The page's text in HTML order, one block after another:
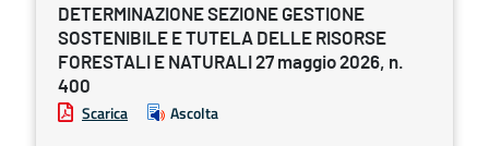
DETERMINAZIONE SEZIONE GESTIONE
SOSTENIBILE E TUTELA DELLE RISORSE
FORESTALI E NATURALI 27 maggio 2026, n.
400
Scarica Ascolta